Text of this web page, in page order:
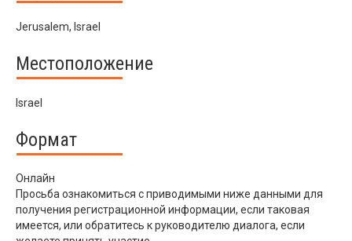
Jerusalem, Israel
Местоположение
Israel
Формат
Онлайн
Просьба ознакомиться с приводимыми ниже данными для
получения регистрационной информации, если таковая
имеется, или обратитесь к руководителю диалога, если